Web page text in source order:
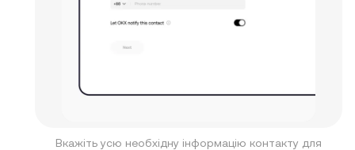
Вкажіть усю необхідну інформацію контакту для